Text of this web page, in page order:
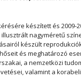
készített és 2009-
nagyméretű
készült
és meghatározó
a nemzetközi
valamint a